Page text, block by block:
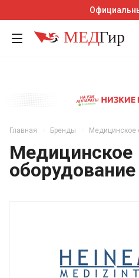
Главная Бренды Медицинское
Медицинское